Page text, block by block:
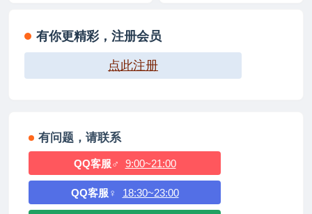
有你更精彩，注册会员
点此注册
有问题，请联系
QQ客服♂ 9:00~21:00
QQ客服♀ 18:30~23:00